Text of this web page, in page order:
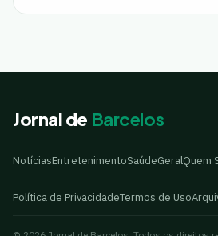
Jornal de Barcelos
NotíciasEntretenimentoSaúdeGeralQuem
Política de PrivacidadeTermos de Uso